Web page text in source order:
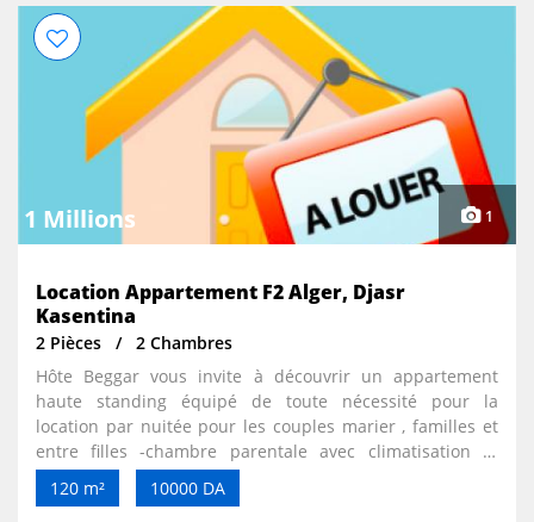
1 Millions 1
Location Appartement F2 Alger, Djasr
Kasentina
2 Pièces
2 Chambres
Hôte Beggar vous invite à découvrir un appartement
haute standing équipé de toute nécessité pour la
location par nuitée pour les couples marier , familles et
entre filles -chambre parentale avec climatisation et
chauffage + Tv . -chambre d’enfants avce terrasse . -
salon et salle manger en open Space avec Tv. +
120 m² 10000 DA